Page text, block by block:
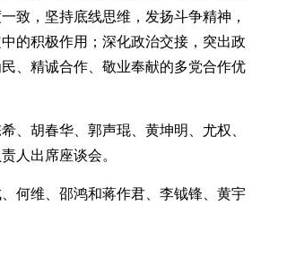
致，坚持底线思维，发扬斗争精神，
的积极作用；深化政治交接，突出政
、精诚合作、敬业奉献的多党合作优
、胡春华、郭声琨、黄坤明、尤权、
人出席座谈会。
何维、邵鸿和蒋作君、李钺锋、黄宇